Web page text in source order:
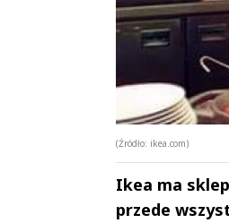
(Źródło: ikea.com)
Ikea ma
przede